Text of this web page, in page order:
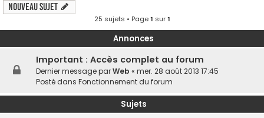
Nouveau sujet
25 sujets • Page1 sur1
Annonces
Important : Accès complet au forum
Dernier message parWeb « mer. 28 août 2013 17:45
Posté dans Fonctionnement du forum
Sujets